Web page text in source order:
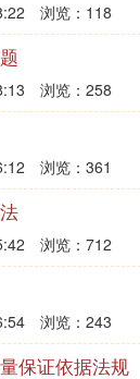
浏览：118
浏览：258
浏览：361
浏览：712
浏览：243
保证依据法规